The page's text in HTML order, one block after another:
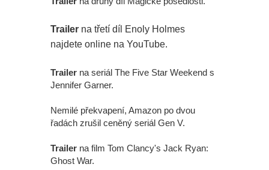
Trailer na třetí díl Enoly Holmes
najdete online na YouTube.
Trailer na seriál The Five Star Weekend s
Jennifer Garner.
Nemilé překvapení, Amazon po dvou
řadách zrušil ceněný seriál Gen V.
Trailer na film Tom Clancy's Jack Ryan:
Ghost War.